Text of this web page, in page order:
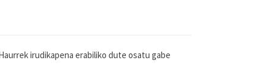
irudikapena erabiliko dute osatu gabe